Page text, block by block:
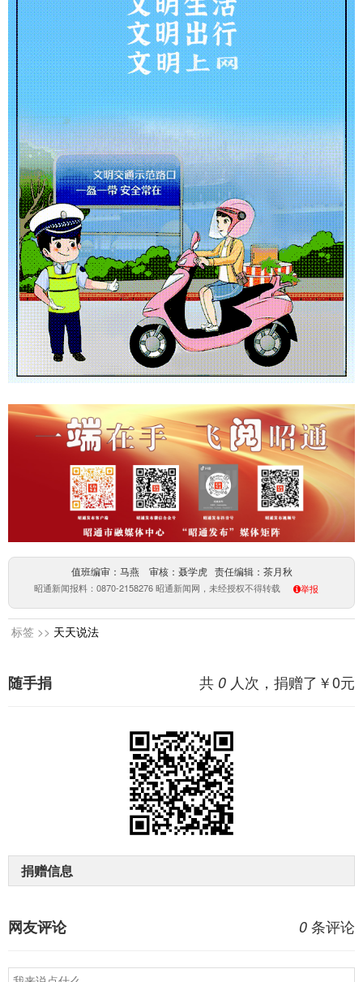
值班编审：马燕 审核：聂学虎 责任编辑：茶月秋
昭通新闻报料：0870-2158276 昭通新闻网，未经授权不得转载 举报
标签 >> 天天说法
共 0 人次，捐赠了￥0元
随手捐
捐赠信息
0 条评论
网友评论